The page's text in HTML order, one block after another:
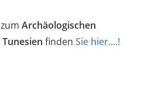
zum Archäologischen
Tunesien finden Sie hier....!